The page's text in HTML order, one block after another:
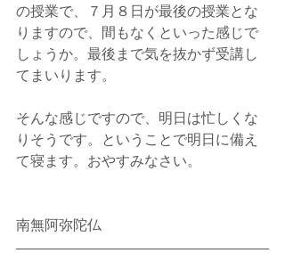
の授業で、７月８日が最後の授業とな
りますので、間もなくといった感じで
しょうか。最後まで気を抜かず受講し
てまいります。
そんな感じですので、明日は忙しくな
りそうです。ということで明日に備え
て寝ます。おやすみなさい。
南無阿弥陀仏